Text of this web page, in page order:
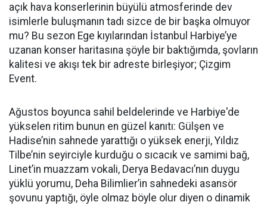
açık hava konserlerinin büyülü atmosferinde dev
isimlerle buluşmanın tadı sizce de bir başka olmuyor
mu? Bu sezon Ege kıyılarından İstanbul Harbiye’ye
uzanan konser haritasına şöyle bir baktığımda, şovların
kalitesi ve akışı tek bir adreste birleşiyor; Çizgim
Event.
Ağustos boyunca sahil beldelerinde ve Harbiye'de
yükselen ritim bunun en güzel kanıtı: Gülşen ve
Hadise’nin sahnede yarattığı o yüksek enerji, Yıldız
Tilbe’nin seyirciyle kurduğu o sıcacık ve samimi bağ,
Linet’in muazzam vokali, Derya Bedavacı’nın duygu
yüklü yorumu, Deha Bilimlier’in sahnedeki asansör
şovunu yaptığı, öyle olmaz böyle olur diyen o dinamik